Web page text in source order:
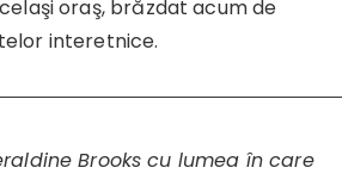
oraş, brăzdat acum de
interetnice.
Brooks cu lumea în care